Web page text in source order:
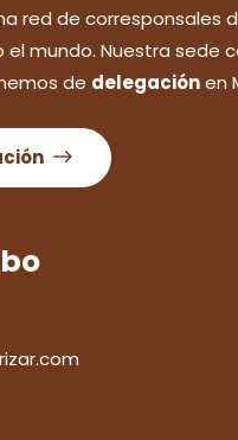
red de corresponsales
mundo. Nuestra sede
de delegaciónen